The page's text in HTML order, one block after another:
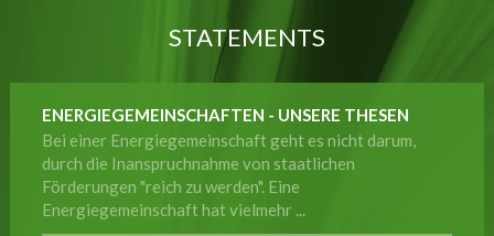
STATEMENTS
ENERGIEGEMEINSCHAFTEN - UNSERE THESEN
Bei einer Energiegemeinschaft geht es nicht darum,
durch die Inanspruchnahme von staatlichen
Förderungen "reich zu werden". Eine
Energiegemeinschaft hat vielmehr ...